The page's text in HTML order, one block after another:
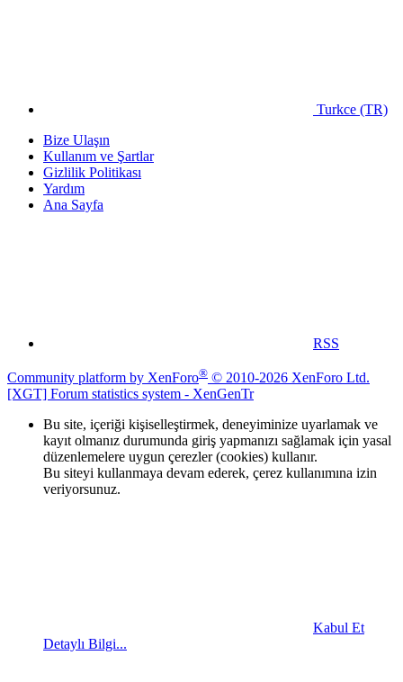
Turkce (TR)
Bize Ulaşın
Kullanım ve Şartlar
Gizlilik Politikası
Yardım
Ana Sayfa
RSS
Community platform by XenForo® © 2010-2026 XenForo Ltd.
[XGT] Forum statistics system - XenGenTr
Bu site, içeriği kişiselleştirmek, deneyiminize uyarlamak ve
kayıt olmanız durumunda giriş yapmanızı sağlamak için yasal
düzenlemelere uygun çerezler (cookies) kullanır.
Bu siteyi kullanmaya devam ederek, çerez kullanımına izin
veriyorsunuz.
Kabul Et
Detaylı Bilgi...